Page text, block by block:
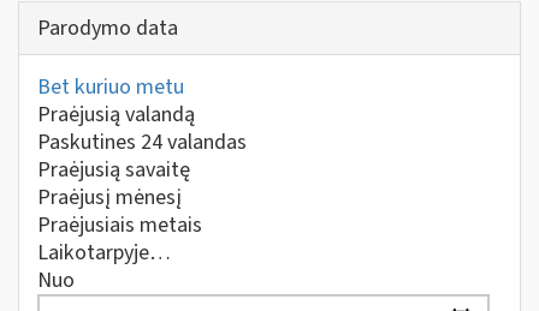
Parodymo data
Bet kuriuo metu
Praėjusią valandą
Paskutines 24 valandas
Praėjusią savaitę
Praėjusį mėnesį
Praėjusiais metais
Laikotarpyje…
Nuo